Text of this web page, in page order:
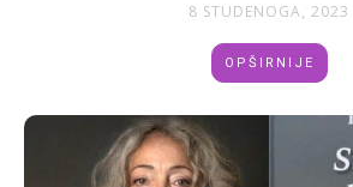
8 STUDENOGA, 2023
OPŠIRNIJE